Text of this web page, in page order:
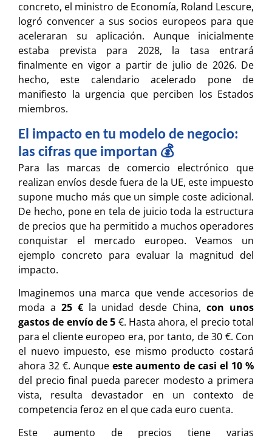
concreto, el ministro de Economía, Roland Lescure,
logró convencer a sus socios europeos para que
aceleraran su aplicación. Aunque inicialmente
estaba prevista para 2028, la tasa entrará
finalmente en vigor a partir de julio de 2026. De
hecho, este calendario acelerado pone de
manifiesto la urgencia que perciben los Estados
miembros.
El impacto en tu modelo de negocio:
las cifras que importan 💰
Para las marcas de comercio electrónico que
realizan envíos desde fuera de la UE, este impuesto
supone mucho más que un simple coste adicional.
De hecho, pone en tela de juicio toda la estructura
de precios que ha permitido a muchos operadores
conquistar el mercado europeo. Veamos un
ejemplo concreto para evaluar la magnitud del
impacto.
Imaginemos una marca que vende accesorios de
moda a 25 €la unidad desde China,con unos
gastos de envío de 5 €. Hasta ahora, el precio total
para el cliente europeo era, por tanto, de 30 €. Con
el nuevo impuesto, ese mismo producto costará
ahora 32 €. Aunque este aumento de casi el 10 %
del precio final pueda parecer modesto a primera
vista, resulta devastador en un contexto de
competencia feroz en el que cada euro cuenta.
Este aumento de precios tiene varias